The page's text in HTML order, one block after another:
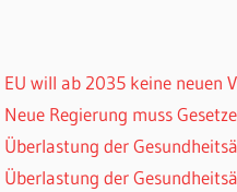
EU will ab 2035 keine neuen
Neue Regierung muss
Überlastung der
Überlastung der